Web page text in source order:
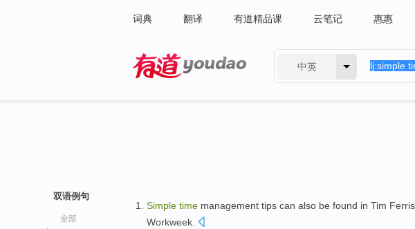
词典 翻译 有道精品课 云笔记 惠惠
中英
双语例句
全部
Simple time management tips can also be found in Tim
Workweek.